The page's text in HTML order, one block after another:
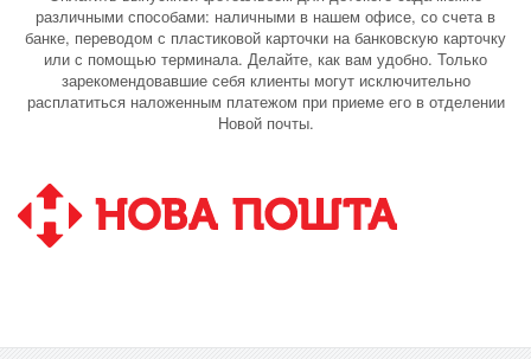
различными способами: наличными в нашем офисе, со счета в
банке, переводом с пластиковой карточки на банковскую карточку
или с помощью терминала. Делайте, как вам удобно. Только
зарекомендовавшие себя клиенты могут исключительно
расплатиться наложенным платежом при приеме его в отделении
Новой почты.